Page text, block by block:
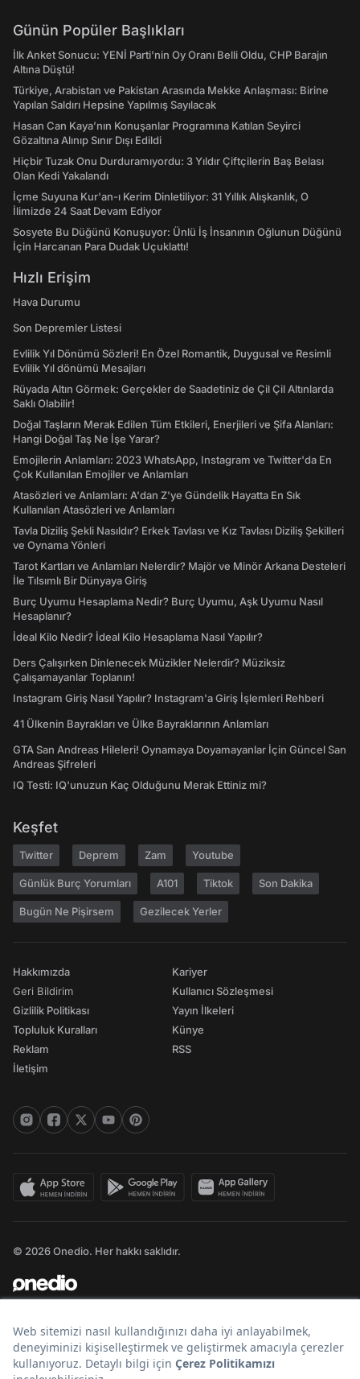
Günün Popüler Başlıkları
İlk Anket Sonucu: YENİ Parti'nin Oy Oranı Belli Oldu, CHP Barajın
Altına Düştü!
Türkiye, Arabistan ve Pakistan Arasında Mekke Anlaşması: Birine
Yapılan Saldırı Hepsine Yapılmış Sayılacak
Hasan Can Kaya’nın Konuşanlar Programına Katılan Seyirci
Gözaltına Alınıp Sınır Dışı Edildi
Hiçbir Tuzak Onu Durduramıyordu: 3 Yıldır Çiftçilerin Baş Belası
Olan Kedi Yakalandı
İçme Suyuna Kur'an-ı Kerim Dinletiliyor: 31 Yıllık Alışkanlık, O
İlimizde 24 Saat Devam Ediyor
Sosyete Bu Düğünü Konuşuyor: Ünlü İş İnsanının Oğlunun Düğünü
İçin Harcanan Para Dudak Uçuklattı!
Hızlı Erişim
Hava Durumu
Son Depremler Listesi
Evlilik Yıl Dönümü Sözleri! En Özel Romantik, Duygusal ve Resimli
Evlilik Yıl dönümü Mesajları
Rüyada Altın Görmek: Gerçekler de Saadetiniz de Çil Çil Altınlarda
Saklı Olabilir!
Doğal Taşların Merak Edilen Tüm Etkileri, Enerjileri ve Şifa Alanları:
Hangi Doğal Taş Ne İşe Yarar?
Emojilerin Anlamları: 2023 WhatsApp, Instagram ve Twitter'da En
Çok Kullanılan Emojiler ve Anlamları
Atasözleri ve Anlamları: A'dan Z'ye Gündelik Hayatta En Sık
Kullanılan Atasözleri ve Anlamları
Tavla Diziliş Şekli Nasıldır? Erkek Tavlası ve Kız Tavlası Diziliş Şekilleri
ve Oynama Yönleri
Tarot Kartları ve Anlamları Nelerdir? Majör ve Minör Arkana Desteleri
İle Tılsımlı Bir Dünyaya Giriş
Burç Uyumu Hesaplama Nedir? Burç Uyumu, Aşk Uyumu Nasıl
Hesaplanır?
İdeal Kilo Nedir? İdeal Kilo Hesaplama Nasıl Yapılır?
Ders Çalışırken Dinlenecek Müzikler Nelerdir? Müziksiz
Çalışamayanlar Toplanın!
Instagram Giriş Nasıl Yapılır? Instagram'a Giriş İşlemleri Rehberi
41 Ülkenin Bayrakları ve Ülke Bayraklarının Anlamları
GTA San Andreas Hileleri! Oynamaya Doyamayanlar İçin Güncel San
Andreas Şifreleri
IQ Testi: IQ'unuzun Kaç Olduğunu Merak Ettiniz mi?
Keşfet
Twitter Deprem Zam Youtube
Günlük Burç Yorumları A101 Tiktok Son Dakika
Bugün Ne Pişirsem Gezilecek Yerler
Hakkımızda
Geri Bildirim
Gizlilik Politikası
Topluluk Kuralları
Reklam
İletişim
Kariyer
Kullanıcı Sözleşmesi
Yayın İlkeleri
Künye
RSS
© 2026 Onedio. Her hakkı saklıdır.
Bir markasıdır.